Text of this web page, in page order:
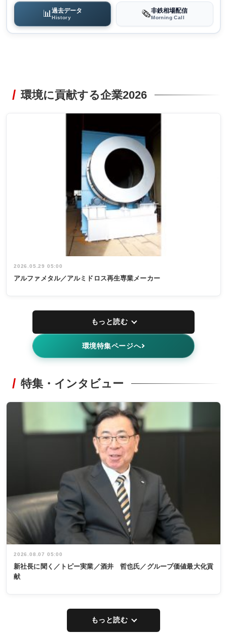
📊過去データ
History 🗞️非鉄相場配信
Morning Call
環境に貢献する企業2026
2026.05.29 05:00
アルファメタル／アルミドロス再生専業メーカー
もっと読む
環境特集ページへ
特集・インタビュー
2026.08.07 05:00
新社長に聞く／トピー実業／酒井 哲也氏／グループ価値最大化貢
献
もっと読む